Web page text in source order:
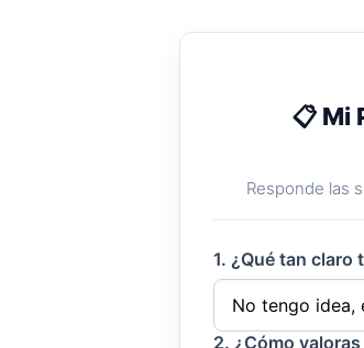
📋 Mi
Responde las
1. ¿Qué tan claro
2. ¿Cómo